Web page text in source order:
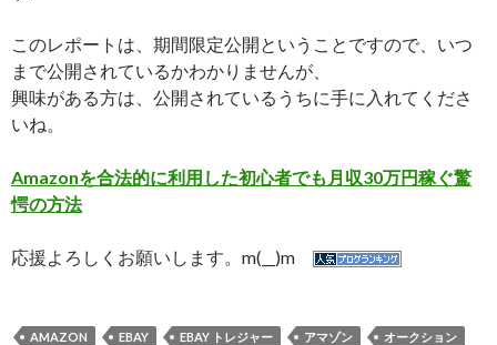
このレポートは、期間限定公開ということですので、いつ
まで公開されているかわかりませんが、
興味がある方は、公開されているうちに手に入れてくださ
いね。
Amazonを合法的に利用した初心者でも月収30万円稼ぐ驚
愕の方法
応援よろしくお願いします。m(__)m
AMAZON EBAY EBAY トレジャー アマゾン
オークション